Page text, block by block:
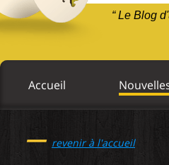
“ Le Blog
Accueil
— revenir à l'accueil